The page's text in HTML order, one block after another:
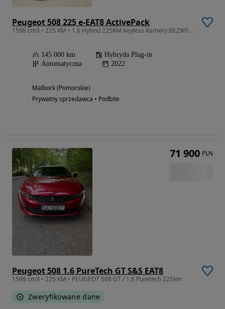
Peugeot 508 225 e-EAT8 ActivePack
1598 cm3 • 225 KM • 1.6 Hybrid 225KM Keyless Kamery BEZWYPADKOWY 2 Klucze
145 000 km
Hybryda Plug-in
Automatyczna
2022
Malbork (Pomorskie)
Prywatny sprzedawca • Podbite
Peugeot 508 1.6 PureTech GT S&S EAT8
1598 cm3 • 225 KM • PEUGEOT 508 GT / 1,6 Puretech 225km
Zweryfikowane dane
71 900 PLN